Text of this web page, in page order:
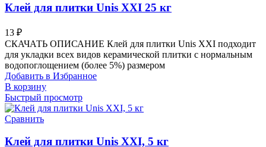
Клей для плитки Unis XXI 25 кг
13 ₽
СКАЧАТЬ ОПИСАНИЕ Клей для плитки Unis XXI подходит
для укладки всех видов керамической плитки с нормальным
водопоглощением (более 5%) размером
Добавить в Избранное
В корзину
Быстрый просмотр
Сравнить
Клей для плитки Unis XXI, 5 кг